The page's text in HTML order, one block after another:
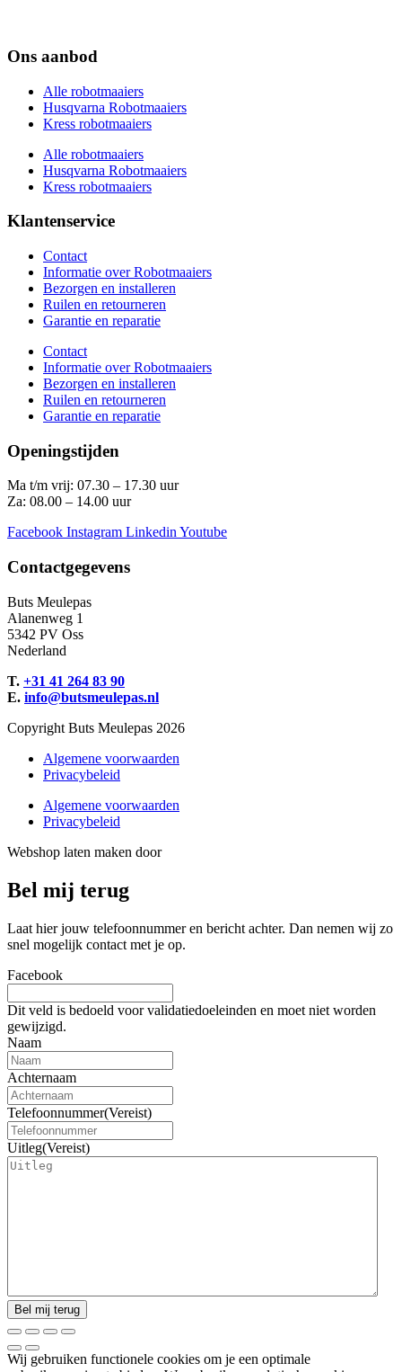
Ons aanbod
Alle robotmaaiers
Husqvarna Robotmaaiers
Kress robotmaaiers
Alle robotmaaiers
Husqvarna Robotmaaiers
Kress robotmaaiers
Klantenservice
Contact
Informatie over Robotmaaiers
Bezorgen en installeren
Ruilen en retourneren
Garantie en reparatie
Contact
Informatie over Robotmaaiers
Bezorgen en installeren
Ruilen en retourneren
Garantie en reparatie
Openingstijden
Ma t/m vrij: 07.30 – 17.30 uur
Za: 08.00 – 14.00 uur
Facebook Instagram LinkedinYoutube
Contactgegevens
Buts Meulepas
Alanenweg 1
5342 PV Oss
Nederland
T. +31 41 264 83 90
E. info@butsmeulepas.nl
Copyright Buts Meulepas 2026
Algemene voorwaarden
Privacybeleid
Algemene voorwaarden
Privacybeleid
Webshop laten maken door
Bel mij terug
Laat hier jouw telefoonnummer en bericht achter. Dan nemen wij zo
snel mogelijk contact met je op.
Facebook
Dit veld is bedoeld voor validatiedoeleinden en moet niet worden
gewijzigd.
Naam
Achternaam
Telefoonnummer(Vereist)
Uitleg(Vereist)
Wij gebruiken functionele cookies om je een optimale